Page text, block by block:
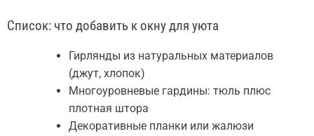
Список: что добавить к окну для уюта
Гирлянды из натуральных материалов
(джут, хлопок)
Многоуровневые гардины: тюль плюс
плотная штора
Декоративные планки или жалюзи